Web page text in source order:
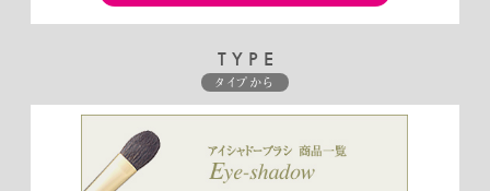
TYPE
タイプから